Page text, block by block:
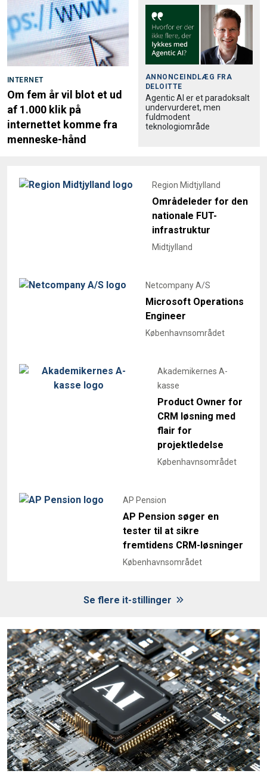
INTERNET
Om fem år vil blot et ud
af 1.000 klik på
internettet komme fra
menneske-hånd
ANNONCEINDLÆG FRA
DELOITTE
Agentic AI er et paradoksalt
undervurderet, men
fuldmodent
teknologiområde
Region Midtjylland
Områdeleder for den
nationale FUT-
infrastruktur
Midtjylland
Netcompany A/S
Microsoft Operations
Engineer
Københavnsområdet
Akademikernes A-
kasse
Product Owner for
CRM løsning med
flair for
projektledelse
Københavnsområdet
AP Pension
AP Pension søger en
tester til at sikre
fremtidens CRM-løsninger
Københavnsområdet
Se flere it-stillinger